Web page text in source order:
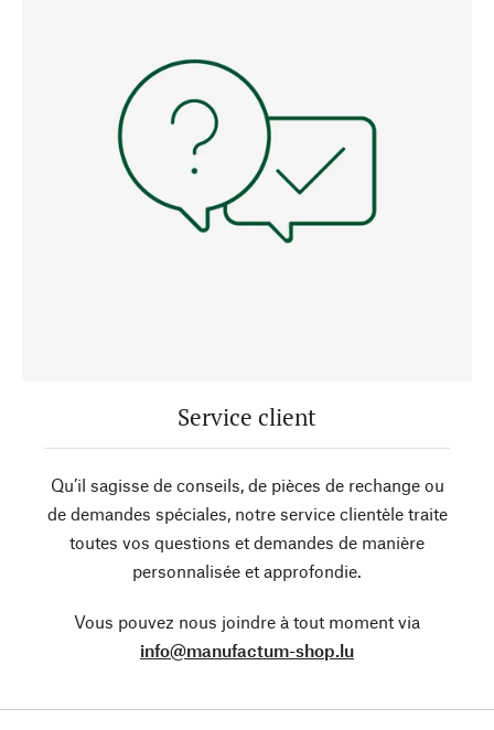
Service client
Qu’il sagisse de conseils, de pièces de rechange ou
de demandes spéciales, notre service clientèle traite
toutes vos questions et demandes de manière
personnalisée et approfondie.
Vous pouvez nous joindre à tout moment via
info@manufactum-shop.lu